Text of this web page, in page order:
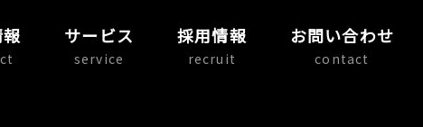
サービス
service
採用情報
recruit
お問い合わせ
contact